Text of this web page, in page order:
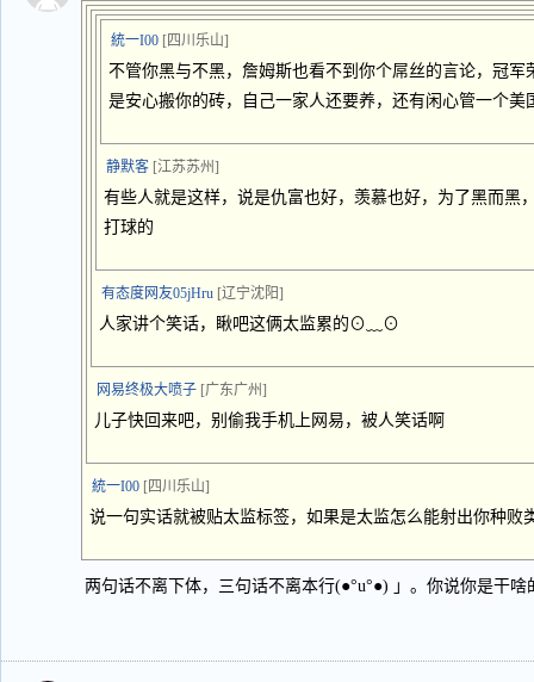
統一I00 [四川乐山]
不管你黑与不黑，詹姆斯也看不到你个屌丝的言论，冠
是安心搬你的砖，自己一家人还要养，还有闲心管一个美
静默客 [江苏苏州]
有些人就是这样，说是仇富也好，羡慕也好，为了黑而黑
打球的
有态度网友05jHru [辽宁沈阳]
人家讲个笑话，瞅吧这俩太监累的⊙﹏⊙
网易终极大喷子 [广东广州]
儿子快回来吧，别偷我手机上网易，被人笑话啊
統一I00 [四川乐山]
说一句实话就被贴太监标签，如果是太监怎么能射出你种败
两句话不离下体，三句话不离本行(●°u°●)​ 」。你说你是干啥